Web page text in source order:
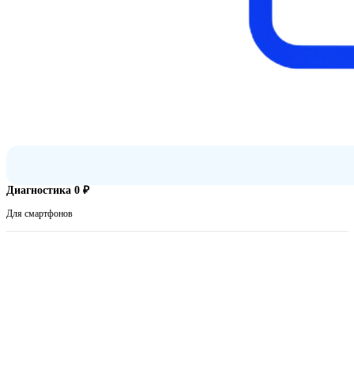
Диагностика 0 ₽
Для смартфонов